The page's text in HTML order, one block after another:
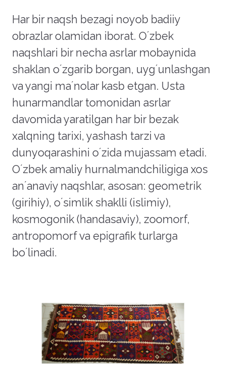
Har bir naqsh bezagi noyob badiiy
obrazlar olamidan iborat. Oʼzbek
naqshlari bir necha asrlar mobaynida
shaklan oʼzgarib borgan, uygʼunlashgan
va yangi maʼnolar kasb etgan. Usta
hunarmandlar tomonidan asrlar
davomida yaratilgan har bir bezak
xalqning tarixi, yashash tarzi va
dunyoqarashini oʼzida mujassam etadi.
Oʼzbek amaliy hurnalmandchiligiga xos
anʼanaviy naqshlar, asosan: geometrik
(girihiy), oʼsimlik shaklli (islimiy),
kosmogonik (handasaviy), zoomorf,
antropomorf va epigrafik turlarga
boʼlinadi.